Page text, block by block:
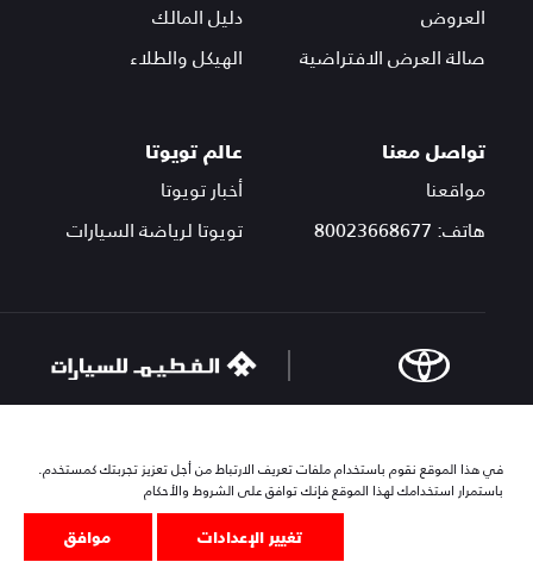
العروض
صالة العرض الافتراضية
دليل المالك
الهيكل والطلاء
تواصل معنا
مواقعنا
هاتف: 80023668677
عالم تويوتا
أخبار تويوتا
تويوتا لرياضة السيارات
سياسة الخصوصية الشروط و الأحكام سياسة ملفات الارتباط
خريطة الموقع
في هذا الموقع نقوم باستخدام ملفات تعريف الارتباط من أجل تعزيز تجربتك كمستخدم.
باستمرار استخدامك لهذا الموقع فإنك توافق على الشروط والأحكام
تغيير الإعدادات موافق